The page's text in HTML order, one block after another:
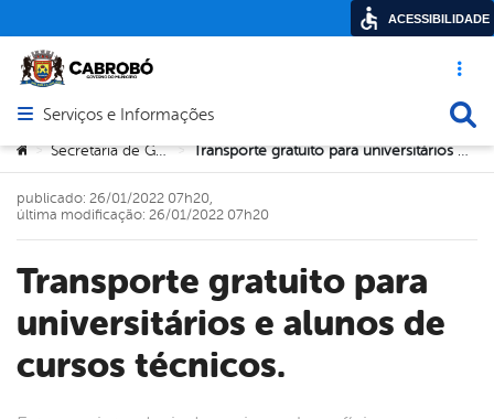
Acesso
Abrir menu principal de navegação
Serviços e Informações
Você está aqui:
> Secretaria de Governo > Transporte gratuito para universitários e alunos de cursos técnicos.
Transporte gratuito para
universitários e alunos de
cursos técnicos.
publicado: 26/01/2022 07h20,
última modificação: 26/01/2022 07h20
ACESSIBILIDADE